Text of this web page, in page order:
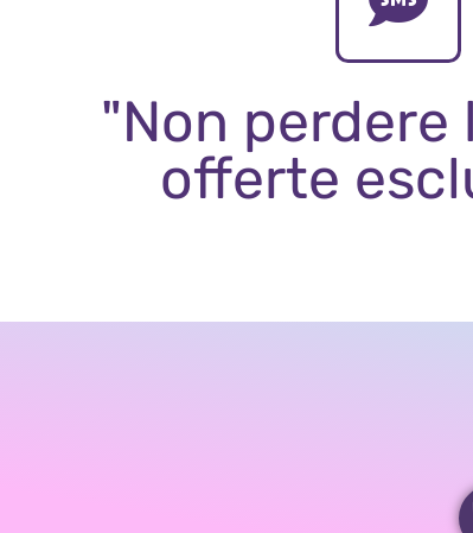
"Non perdere
offerte